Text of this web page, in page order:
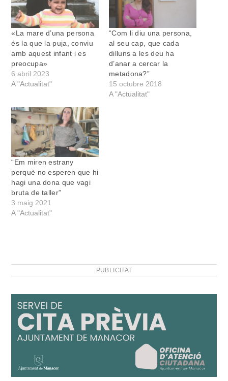
«La mare d’una persona
és la que la puja, conviu
amb aquest infant i es
preocupa»
6 abril 2023
A "Actualitat"
“Com li diu una persona,
al seu cap, que cada
dilluns a les deu ha
d’anar a cercar la
metadona?”
15 octubre 2018
A "Actualitat"
“Em miren estrany
perquè no esperen que hi
hagi una dona que vagi
bruta de taller”
3 maig 2021
A "Actualitat"
PUBLICITAT